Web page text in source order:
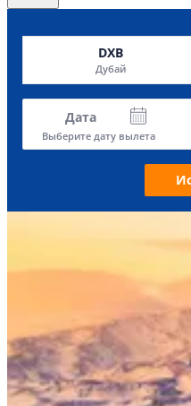
DXB
Дубай
Дата
Выберите дату вылета